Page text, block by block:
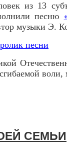
из 13
песню
музыки Э.
песни
СЕМЬИ